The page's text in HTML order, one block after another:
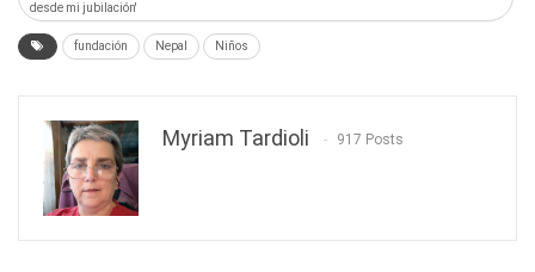
desde mi jubilación'
fundación Nepal Niños
Myriam Tardioli 917 Posts